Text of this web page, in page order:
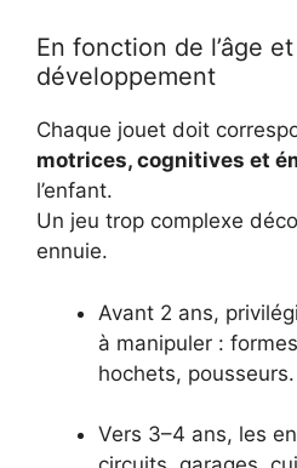
En fonction de l’âge
développement
Chaque jouet doit
motrices, cognitives et
l’enfant.
Un jeu trop complexe
ennuie.
Avant 2 ans,
à manipuler :
hochets, pousseurs.
Vers 3–4 ans, les